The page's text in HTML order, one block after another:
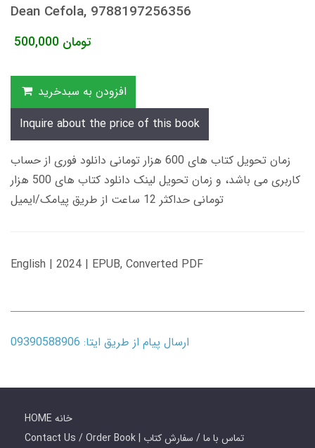
Dean Cefola, 9788197256356
500,000 تومان
افزودن به سبدخرید
Inquire about the price of this book
زمان تحویل کتاب های 600 هزار تومانی دانلود فوری از حساب
کاربری می باشد، و زمان تحویل لینک دانلود کتاب های 500 هزار
تومانی حداکثر 12 ساعت از طریق پیامک/ایمیل
English | 2024 | EPUB, Converted PDF
ارسال پیام از طریق ایتا: 09390588906
HOME خانه
Contact Us / Order Book | تماس با ما / سفارش کتاب